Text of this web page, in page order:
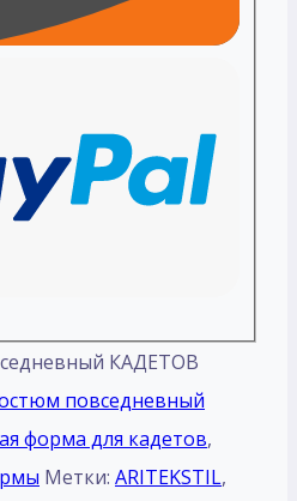
КАДЕТОВ
повседневный
форма для кадетов,
Метки: ARITEKSTIL,